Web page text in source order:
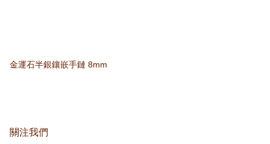
金運石半銀鑲嵌手鏈 8mm
關注我們